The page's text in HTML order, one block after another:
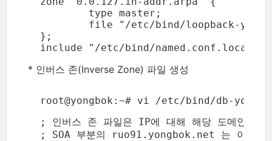
          type master;
file "/etc/bind/loopback-
  };
  include "/etc/bind/named.conf.local";
* 인버스 존(Inverse Zone) 파일 생성
root@yongbok:~# vi /etc/bind/db-
; 인버스 존 파일은 IP에 대해 해당 도메인을
; SOA 부분의 ruo91.yongbok.net 는 이메일